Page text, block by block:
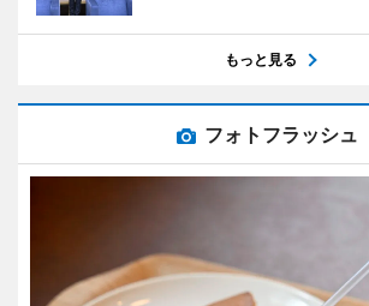
もっと見る
フォトフラッシュ